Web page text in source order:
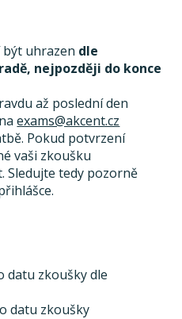
uhrazen dle
nejpozději do konce
až poslední den
exams@akcent.cz
Pokud potvrzení
vaši zkoušku
Sledujte tedy pozorně
datu zkoušky dle
datu zkoušky